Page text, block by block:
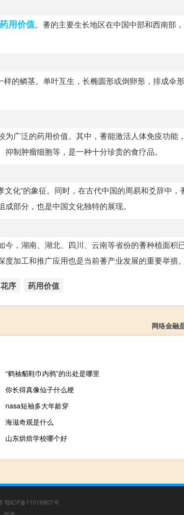
药用价值。蓍的主要生长地区在中国中部和西南部
的鳞茎。单叶互生，长椭圆形或倒卵形，排成伞形
广泛的药用价值。其中，蓍能激活人体免疫功能
制肿瘤细胞等，是一种十分珍贵的食疗品。
化”的象征。同时，在古代中国的周易和爻辞中，
部分，也是中国文化独特的展现。
，湖南、湖北、四川、云南等省份的蓍种植面积
加工和推广应用也是当前蓍产业发展的重要举措。
花序 药用价值
网络金融
“鹤袖貂鞋巾内鸦”的出处是哪里
你长得真像仙子什么梗
nasa短袖多大年龄穿
海滋奇观是什么
山东烘焙学校哪个好
鄂ICP备11016807号